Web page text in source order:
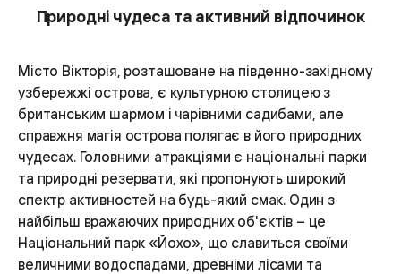
Природні чудеса та активний відпочинок
Місто Вікторія, розташоване на південно-західному
узбережжі острова, є культурною столицею з
британським шармом і чарівними садибами, але
справжня магія острова полягає в його природних
чудесах. Головними атракціями є національні парки
та природні резервати, які пропонують широкий
спектр активностей на будь-який смак. Один з
найбільш вражаючих природних об'єктів – це
Національний парк «Йохо», що славиться своїми
величними водоспадами, древніми лісами та